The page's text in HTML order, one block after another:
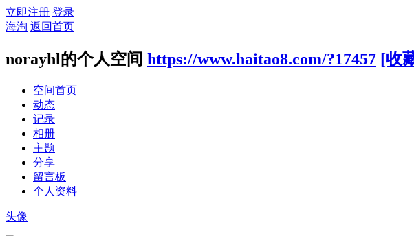
立即注册 登录
海淘 返回首页
norayhl的个人空间 https://www.haitao8.com/?17457 [收
空间首页
动态
记录
相册
主题
分享
留言板
个人资料
头像